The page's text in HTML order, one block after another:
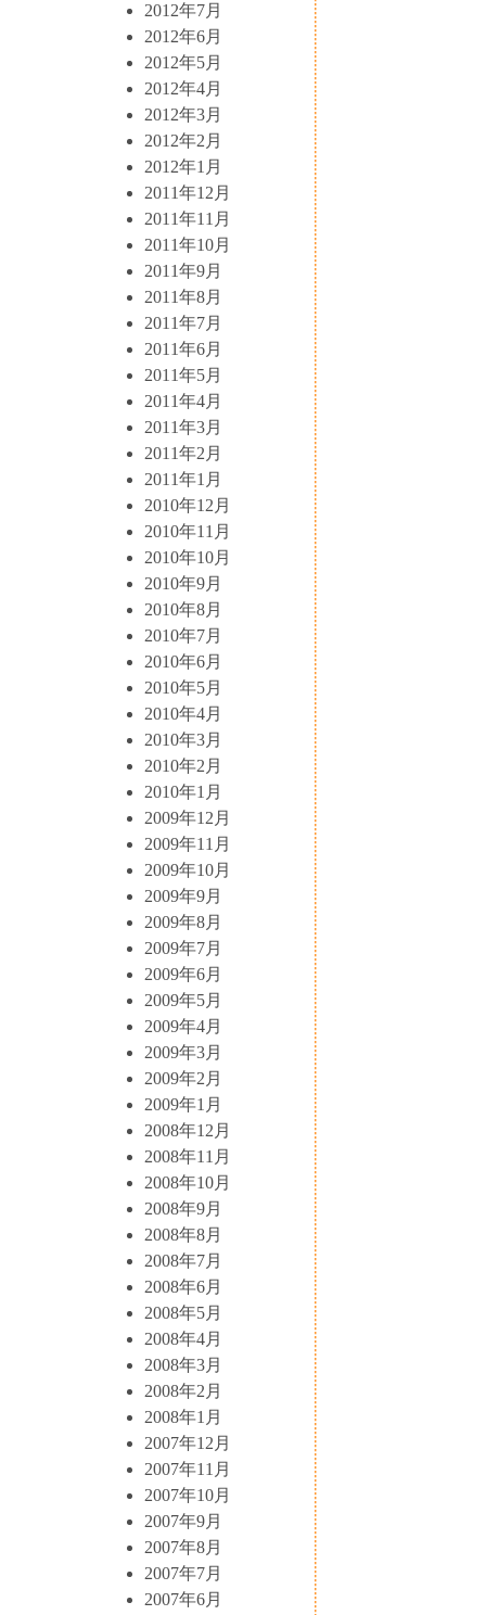
2012年7月
2012年6月
2012年5月
2012年4月
2012年3月
2012年2月
2012年1月
2011年12月
2011年11月
2011年10月
2011年9月
2011年8月
2011年7月
2011年6月
2011年5月
2011年4月
2011年3月
2011年2月
2011年1月
2010年12月
2010年11月
2010年10月
2010年9月
2010年8月
2010年7月
2010年6月
2010年5月
2010年4月
2010年3月
2010年2月
2010年1月
2009年12月
2009年11月
2009年10月
2009年9月
2009年8月
2009年7月
2009年6月
2009年5月
2009年4月
2009年3月
2009年2月
2009年1月
2008年12月
2008年11月
2008年10月
2008年9月
2008年8月
2008年7月
2008年6月
2008年5月
2008年4月
2008年3月
2008年2月
2008年1月
2007年12月
2007年11月
2007年10月
2007年9月
2007年8月
2007年7月
2007年6月